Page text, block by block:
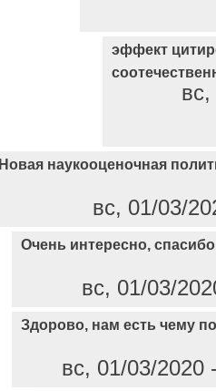
эффект
Новая наукооценочная
вс, 01/03/
Очень интересно,
вс, 01/03/
Здорово, нам есть чему
вс, 01/03/